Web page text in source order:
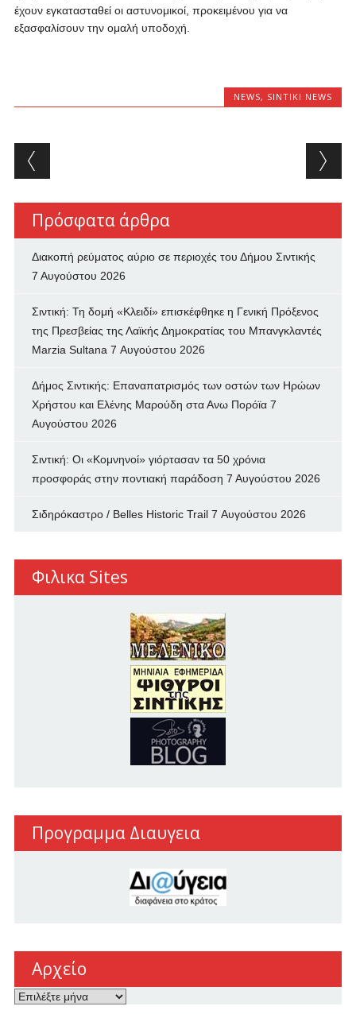
έχουν εγκατασταθεί οι αστυνομικοί, προκειμένου για να
εξασφαλίσουν την ομαλή υποδοχή.
NEWS, SINTIKI NEWS
Post navigation
Πρόσφατα άρθρα
Διακοπή ρεύματος αύριο σε περιοχές του Δήμου Σιντικής
7 Αυγούστου 2026
Σιντική: Τη δομή «Κλειδί» επισκέφθηκε η Γενική Πρόξενος
της Πρεσβείας της Λαϊκής Δημοκρατίας του Μπανγκλαντές
Marzia Sultana 7 Αυγούστου 2026
Δήμος Σιντικής: Επαναπατρισμός των oστών των Ηρώων
Χρήστου και Ελένης Μαρούδη στα Ανω Πορόϊα 7
Αυγούστου 2026
Σιντική: Οι «Κομνηνοί» γιόρτασαν τα 50 χρόνια
προσφοράς στην ποντιακή παράδοση 7 Αυγούστου 2026
Σιδηρόκαστρο / Belles Historic Trail 7 Αυγούστου 2026
Φιλικα Sites
Προγραμμα Διαυγεια
Αρχείο
Αρχείο